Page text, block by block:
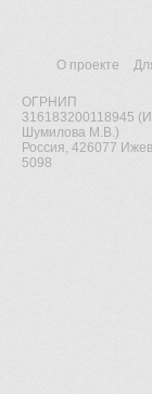
О проекте
ОГРНИП
316183200118945
Шумилова М.В.)
Россия, 426077
5098